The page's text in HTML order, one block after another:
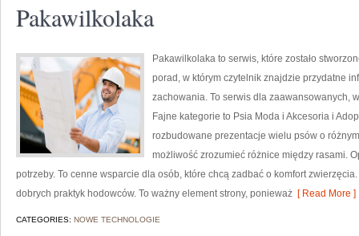
Pakawilkolaka
Pakawilkolaka to serwis, które zostało
porad, w którym czytelnik znajdzie przydatne
zachowania. To serwis dla zaawansowanych,
Fajne kategorie to Psia Moda i Akcesoria i
rozbudowane prezentacje wielu psów o
możliwość zrozumieć różnice między rasami.
potrzeby. To cenne wsparcie dla osób, które chcą zadbać o komfort
dobrych praktyk hodowców. To ważny element strony, ponieważ [ Read More ]
CATEGORIES: NOWE TECHNOLOGIE